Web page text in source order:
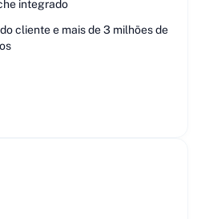
integrado
cliente e mais de 3 milhões de